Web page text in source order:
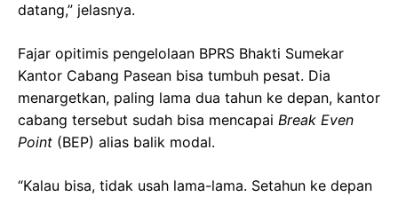
datang,” jelasnya.
Fajar opitimis pengelolaan BPRS Bhakti Sumekar
Kantor Cabang Pasean bisa tumbuh pesat. Dia
menargetkan, paling lama dua tahun ke depan, kantor
cabang tersebut sudah bisa mencapai Break Even
Point (BEP) alias balik modal.
“Kalau bisa, tidak usah lama-lama. Setahun ke depan